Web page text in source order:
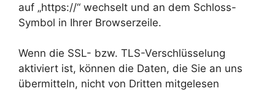
auf „https://“ wechselt und an dem Schloss-
Symbol in Ihrer Browserzeile.
Wenn die SSL- bzw. TLS-Verschlüsselung
aktiviert ist, können die Daten, die Sie an uns
übermitteln, nicht von Dritten mitgelesen